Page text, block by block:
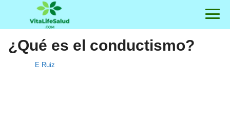
¿Qué es el conductismo?
E Ruiz